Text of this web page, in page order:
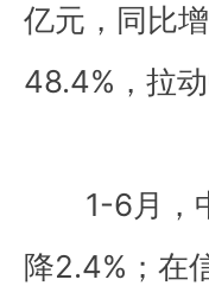
亿元，同比
48.4%，拉
1-6月，
降2.4%；在